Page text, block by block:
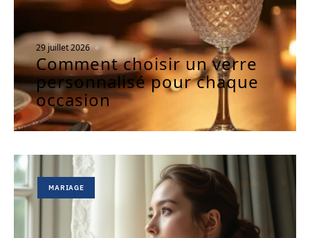
29 juillet 2026
Comment choisir un verre
personnalisé pour chaque
occasion
MARIAGE